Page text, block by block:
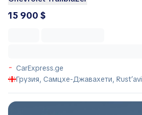
15 900 $
CarExpress.ge
Грузия, Самцхе-Джавахети, Rust’avi